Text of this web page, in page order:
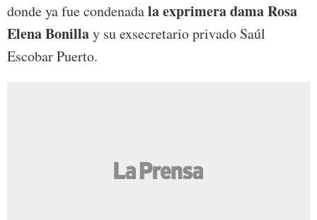
donde ya fue condenadala exprimera dama Rosa
Elena Bonillay su exsecretario privado Saúl
Escobar Puerto.